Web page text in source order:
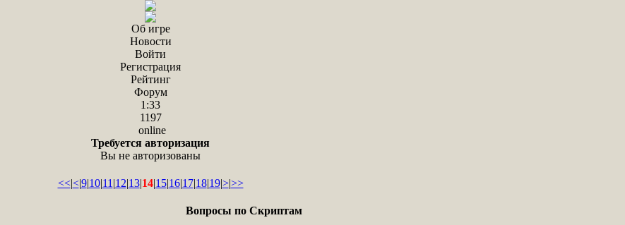
Об игре
Новости
Войти
Регистрация
Рейтинг
Форум
1:33
1197
online
Требуется авторизация
Вы не авторизованы
<<|<|9|10|11 |12|13|14|15|16|17|18|19|>|>>
Вопросы по Скриптам